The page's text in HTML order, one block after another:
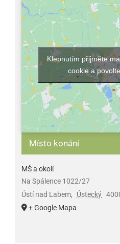
Místo konání
MŠ a okolí
Na Spálence 1022/27
Ústí nad Labem, Ústecký
+ Google Mapa
Klepnutím přijměte
cookie a